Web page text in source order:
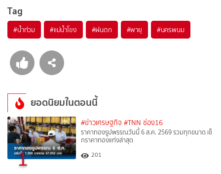
Tag
#น้ำท่วม #แม่น้ำโขง #ฝนตก #พายุ #นครพนม
ยอดนิยมในตอนนี้
1
#ข่าวเศรษฐกิจ #TNN ช่อง16
ราคาทองรูปพรรณวันนี้ 6 ส.ค. 2569 รวมทุกขนาด เช็
กราคาทองแท่งล่าสุด
201